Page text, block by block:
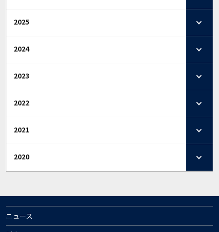
2025
2024
2023
2022
2021
2020
ニュース